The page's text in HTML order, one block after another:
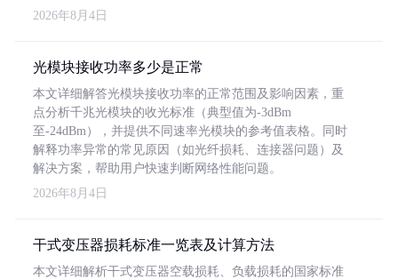
2026年8月4日
光模块接收功率多少是正常
本文详细解答光模块接收功率的正常范围及影响因素，重
点分析千兆光模块的收光标准（典型值为-3dBm
至-24dBm），并提供不同速率光模块的参考值表格。同时
解释功率异常的常见原因（如光纤损耗、连接器问题）及
解决方案，帮助用户快速判断网络性能问题。
2026年8月4日
干式变压器损耗标准一览表及计算方法
本文详细解析干式变压器空载损耗、负载损耗的国家标准